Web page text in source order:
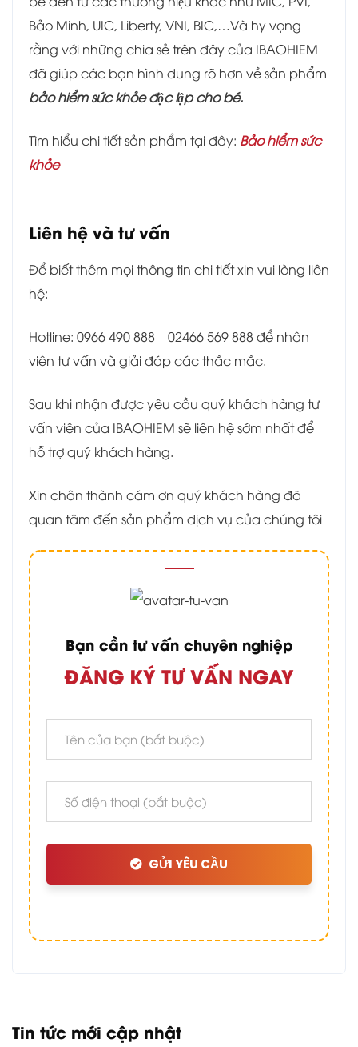
Bảo Minh, UIC, Liberty, VNI, BIC,…Và hy vọng
rằng với những chia sẻ trên đây của IBAOHIEM
đã giúp các bạn hình dung rõ hơn về sản phẩm
bảo hiểm sức khỏe độc lập cho bé.
Tìm hiểu chi tiết sản phẩm tại đây: Bảo hiểm sức
khỏe
Liên hệ và tư vấn
Để biết thêm mọi thông tin chi tiết xin vui lòng liên
hệ:
Hotline: 0966 490 888 – 02466 569 888 để nhân
viên tư vấn và giải đáp các thắc mắc.
Sau khi nhận được yêu cầu quý khách hàng tư
vấn viên của IBAOHIEM sẽ liên hệ sớm nhất để
hỗ trợ quý khách hàng.
Xin chân thành cám ơn quý khách hàng đã
quan tâm đến sản phẩm dịch vụ của chúng tôi
Bạn cần tư vấn chuyên nghiệp
ĐĂNG KÝ TƯ VẤN NGAY
GỬI YÊU CẦU
Tin tức mới cập nhật